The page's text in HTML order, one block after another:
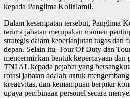
kepada Panglima Kolinlamil.
Dalam kesempatan tersebut, Panglima
terima jabatan merupakan momen
strategis dalam keberlanjutan tugas dan
depan. Selain itu, Tour Of Duty dan
mencerminkan bentuk kepercayaan dan
TNI AL kepada pejabat yang
rotasi jabatan adalah untuk
kreativitas, dan kemampuan berpikir
upaya pembinaan personel secara